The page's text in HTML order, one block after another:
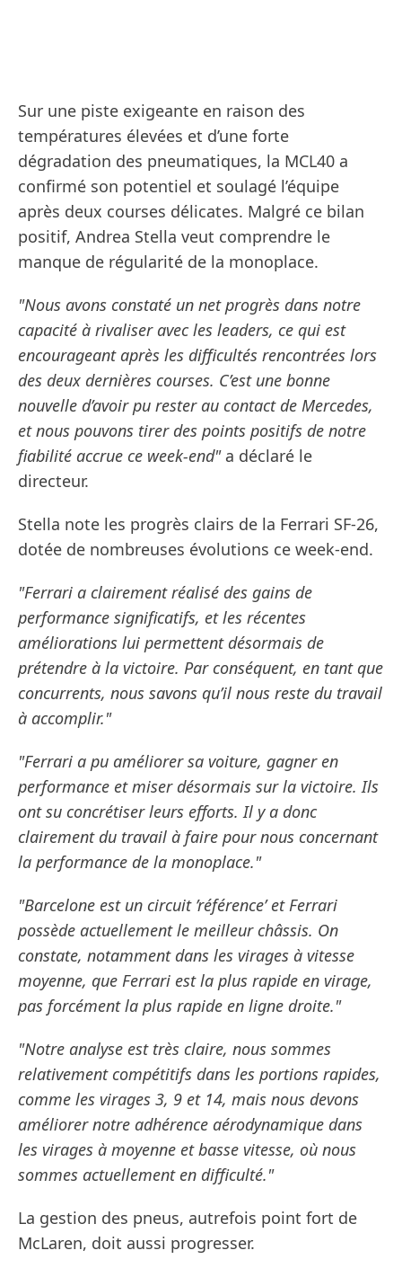
Sur une piste exigeante en raison des
températures élevées et d’une forte
dégradation des pneumatiques, la MCL40 a
confirmé son potentiel et soulagé l’équipe
après deux courses délicates. Malgré ce bilan
positif, Andrea Stella veut comprendre le
manque de régularité de la monoplace.
"Nous avons constaté un net progrès dans notre
capacité à rivaliser avec les leaders, ce qui est
encourageant après les difficultés rencontrées lors
des deux dernières courses. C’est une bonne
nouvelle d’avoir pu rester au contact de Mercedes,
et nous pouvons tirer des points positifs de notre
fiabilité accrue ce week-end"a déclaré le
directeur.
Stella note les progrès clairs de la Ferrari SF-26,
dotée de nombreuses évolutions ce week-end.
"Ferrari a clairement réalisé des gains de
performance significatifs, et les récentes
améliorations lui permettent désormais de
prétendre à la victoire. Par conséquent, en tant que
concurrents, nous savons qu’il nous reste du travail
à accomplir."
"Ferrari a pu améliorer sa voiture, gagner en
performance et miser désormais sur la victoire. Ils
ont su concrétiser leurs efforts. Il y a donc
clairement du travail à faire pour nous concernant
la performance de la monoplace."
"Barcelone est un circuit ’référence’ et Ferrari
possède actuellement le meilleur châssis. On
constate, notamment dans les virages à vitesse
moyenne, que Ferrari est la plus rapide en virage,
pas forcément la plus rapide en ligne droite."
"Notre analyse est très claire, nous sommes
relativement compétitifs dans les portions rapides,
comme les virages 3, 9 et 14, mais nous devons
améliorer notre adhérence aérodynamique dans
les virages à moyenne et basse vitesse, où nous
sommes actuellement en difficulté."
La gestion des pneus, autrefois point fort de
McLaren, doit aussi progresser.